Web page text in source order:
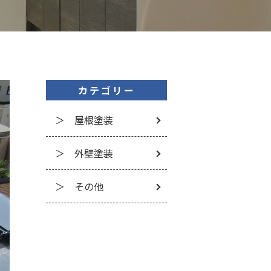
カテゴリー
＞ 屋根塗装
＞ 外壁塗装
＞ その他